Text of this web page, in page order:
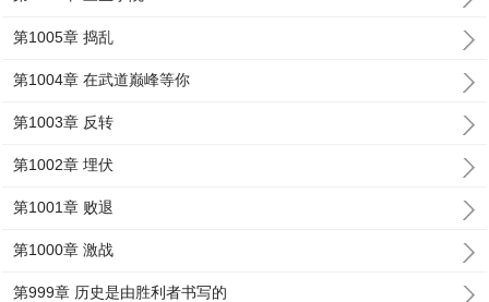
第1005章 捣乱
第1004章 在武道巅峰等你
第1003章 反转
第1002章 埋伏
第1001章 败退
第1000章 激战
第999章 历史是由胜利者书写的